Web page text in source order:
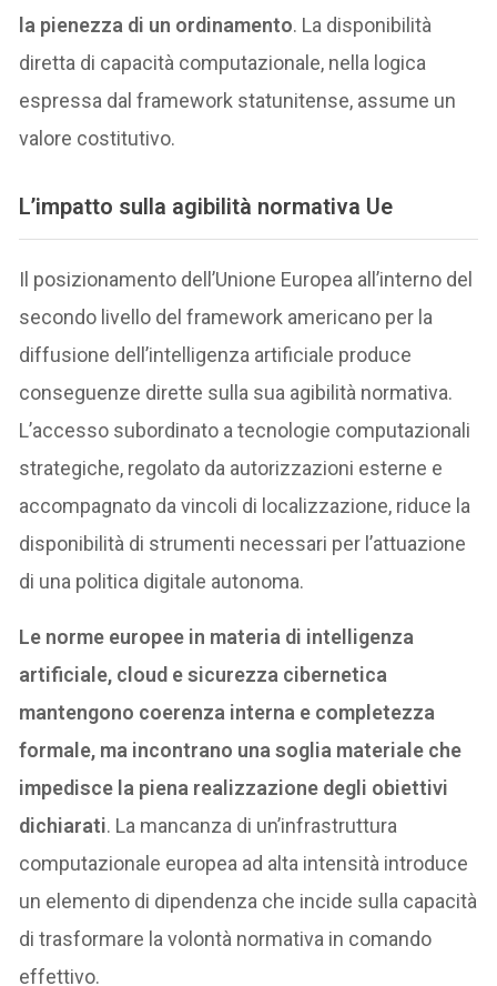
la pienezza di un ordinamento. La disponibilità
diretta di capacità computazionale, nella logica
espressa dal framework statunitense, assume un
valore costitutivo.
L’impatto sulla agibilità normativa Ue
Il posizionamento dell’Unione Europea all’interno del
secondo livello del framework americano per la
diffusione dell’intelligenza artificiale produce
conseguenze dirette sulla sua agibilità normativa.
L’accesso subordinato a tecnologie computazionali
strategiche, regolato da autorizzazioni esterne e
accompagnato da vincoli di localizzazione, riduce la
disponibilità di strumenti necessari per l’attuazione
di una politica digitale autonoma.
Le norme europee in materia di intelligenza
artificiale, cloud e sicurezza cibernetica
mantengono coerenza interna e completezza
formale, ma incontrano una soglia materiale che
impedisce la piena realizzazione degli obiettivi
dichiarati. La mancanza di un’infrastruttura
computazionale europea ad alta intensità introduce
un elemento di dipendenza che incide sulla capacità
di trasformare la volontà normativa in comando
effettivo.